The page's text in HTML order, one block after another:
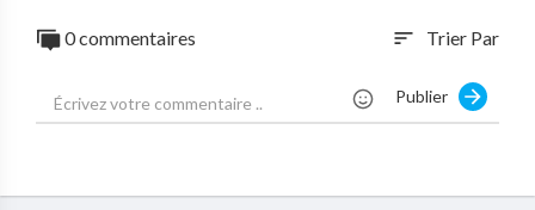
0 commentaires sort Trier Par
Publier